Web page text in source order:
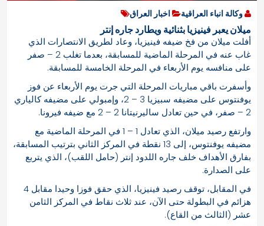
وكالة انباء العراقية اخبار العراق
ميلان يعبر فينيزيا بثنائية ويطارد جاره إنتر
أفلت ميلان من فخ ضيفه فينيزيا، وعاد لطريق الانتصارات الذي
غاب عنه في المرحلة الماضية للمسابقة، بعدما تغلب 2 – صفر
على منافسه يوم الأربعاء في المرحلة الخامسة للمسابقة.
وأسفرت باقي مباريات المرحلة التي جرت يوم الأربعاء عن فوز
يوفنتوس على مضيفه سبيزيا 3 – 2، وإمبولي على مضيفه كالياري
2 – صفر، في حين تعادل ساليرنيتانا 2 – 2 مع ضيفه فيرونا.
وارتفع رصيد ميلان، الذي تعادل 1 – 1 في المرحلة الماضية مع
مضيفه يوفنتوس، إلى 13 نقطة في المركز الثاني بترتيب المسابقة،
بفارق الأهداف خلف جاره اللدود إنتر (حامل اللقب)، الذي يتربع
على الصدارة.
في المقابل، توقف رصيد فينيزيا، الذي حقق فوزا وحيدا مقابل 4
هزائم في البطولة حتى الآن، عند ثلاث نقاط في المركز الثامن
عشر (الثالث من القاع).